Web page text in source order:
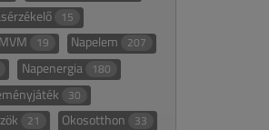
15
MVM 19 Napelem 207
Napenergia 180
30
21 Okosotthon 33